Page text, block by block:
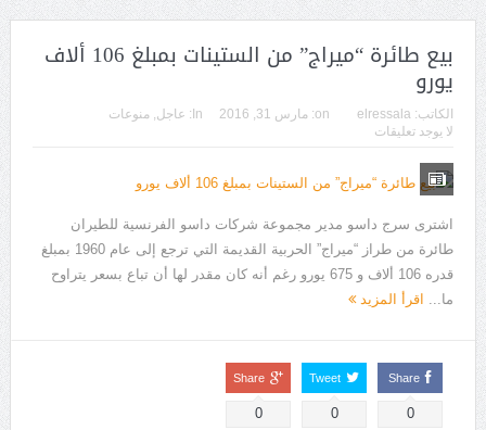
بيع طائرة “ميراج” من الستينات بمبلغ 106 ألاف
يورو
الكاتب: elressala
on: مارس 31, 2016 In: عاجل, منوعات
لا يوجد تعليقات
اشترى سرج داسو مدير مجموعة شركات داسو الفرنسية للطيران
طائرة من طراز “ميراج” الحربية القديمة التي ترجع إلى عام 1960 بمبلغ
قدره 106 ألاف و 675 يورو رغم أنه كان مقدر لها أن تباع بسعر يتراوح
ما...
اقرأ المزيد
Share
0
Tweet
0
Share
0